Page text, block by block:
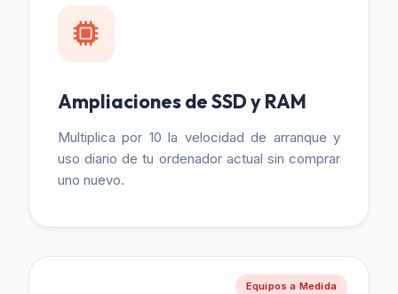
Ampliaciones de SSD y RAM
Multiplica por 10 la velocidad de arranque y
uso diario de tu ordenador actual sin comprar
uno nuevo.
Equipos a Medida